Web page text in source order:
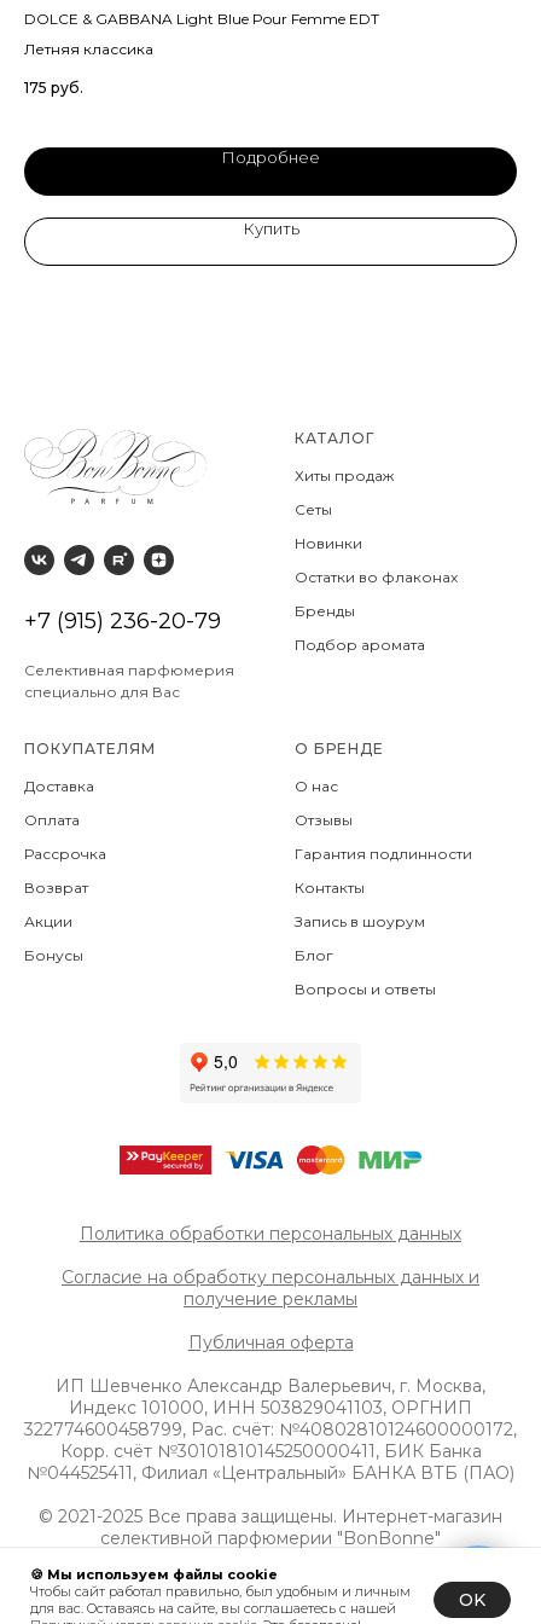
DOLCE & GABBANA Light Blue Pour Femme EDT
Летняя классика
175 руб.
Подробнее
Купить
+7 (915) 236-20-79
Селективная парфюмерия
специально для Вас
КАТАЛОГ
Хиты продаж
Сеты
Новинки
Остатки во флаконах
Бренды
Подбор аромата
ПОКУПАТЕЛЯМ
Доставка
Оплата
Рассрочка
Возврат
Акции
Бонусы
О БРЕНДЕ
О нас
Отзывы
Гарантия подлинности
Контакты
Запись в шоурум
Блог
Вопросы и ответы
Политика обработки персональных данных
Согласие на обработку персональных данных и
получение рекламы
Публичная оферта
ИП Шевченко Александр Валерьевич, г. Москва,
Индекс 101000, ИНН 503829041103, ОРГНИП
322774600458799, Рас. счёт: №40802810124600000172,
Корр. счёт №30101810145250000411, БИК Банка
№044525411, Филиал «Центральный» БАНКА ВТБ (ПАО)
© 2021-2025 Все права защищены. Интернет-магазин
селективной парфюмерии "BonBonne"
🍪 Мы используем файлы cookie
Чтобы сайт работал правильно, был удобным и личным
для вас. Оставаясь на сайте, вы соглашаетесь с нашей
OK